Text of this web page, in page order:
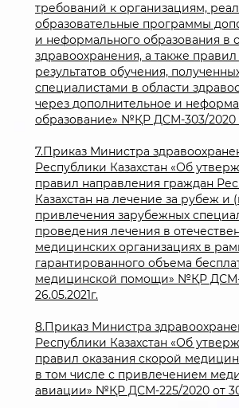
требований к организациям,
образовательные программы
и неформального образования в
здравоохранения, а также
результатов обучения,
специалистами в области
через дополнительное и
образование» №ҚР ДСМ-303/2020
7.Приказ Министра
Республики Казахстан «Об
правил направления граждан
Казахстан на лечение за рубеж и
привлечения зарубежных
проведения лечения в
медицинских организациях в
гарантированного объема
медицинской помощи» №ҚР
26.05.2021г.
8.Приказ Министра
Республики Казахстан «Об
правил оказания скорой
в том числе с привлечением
авиации» №ҚР ДСМ-225/2020 от